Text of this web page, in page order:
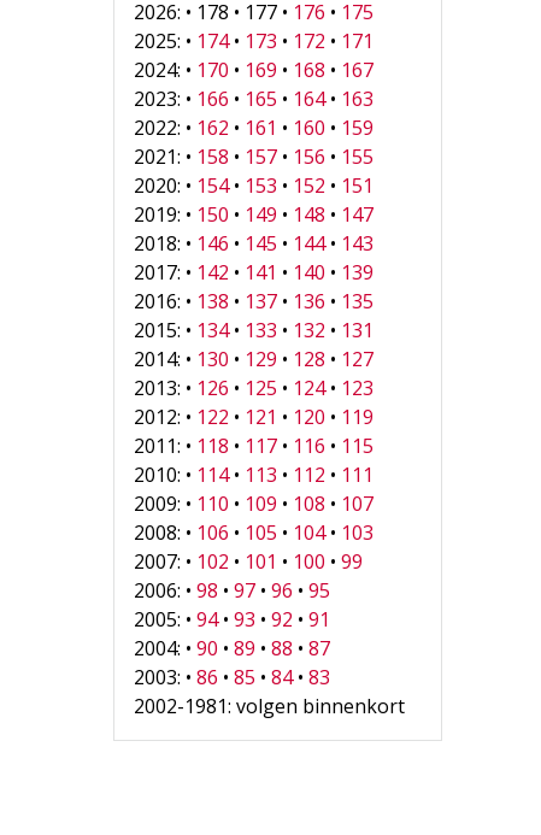
2026: • 178 • 177 • 176 • 175
2025: • 174• 173 • 172 • 171
2024: • 170 • 169 • 168 • 167
2023: • 166 • 165 • 164• 163
2022: • 162 • 161 • 160 • 159
2021: • 158 • 157 • 156 • 155
2020: • 154• 153 • 152 • 151
2019: • 150 • 149 • 148 • 147
2018: • 146 • 145 • 144• 143
2017: • 142 • 141 • 140 • 139
2016: • 138 • 137 • 136 • 135
2015: • 134• 133 • 132 • 131
2014: • 130 • 129 • 128 • 127
2013: • 126 • 125 • 124• 123
2012: • 122 • 121 • 120 • 119
2011: • 118 • 117 • 116 • 115
2010: • 114• 113 • 112 • 111
2009: • 110 • 109 • 108 • 107
2008: • 106 • 105 • 104• 103
2007: • 102 • 101 • 100 •99
2006: •98 •97 •96 •95
2005: •94•93 •92 •91
2004: •90 •89 •88 •87
2003: •86 •85 •84•83
2002-1981: volgen binnenkort